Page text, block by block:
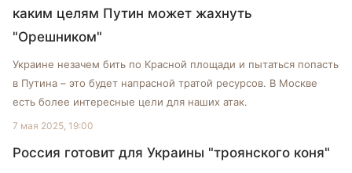
каким целям Путин может жахнуть
"Орешником"
Украине незачем бить по Красной площади и пытаться попасть
в Путина – это будет напрасной тратой ресурсов. В Москве
есть более интересные цели для наших атак.
7 мая 2025, 19:00
Россия готовит для Украины "троянского коня"